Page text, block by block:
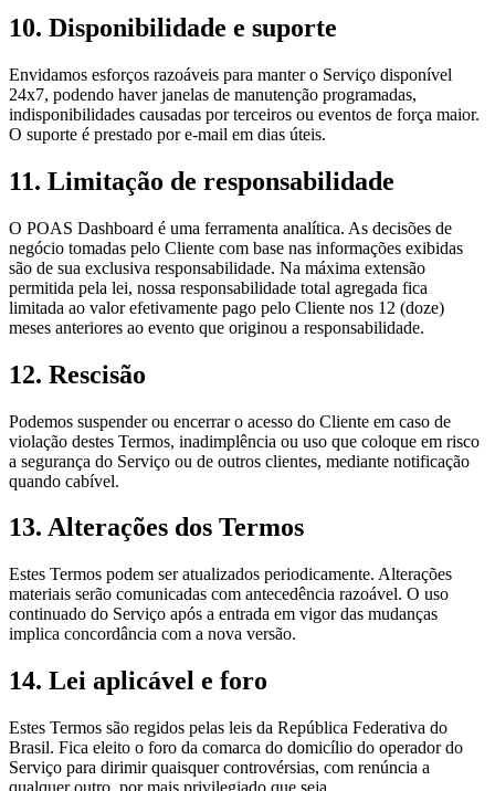
10. Disponibilidade e suporte
Envidamos esforços razoáveis para manter o Serviço disponível
24x7, podendo haver janelas de manutenção programadas,
indisponibilidades causadas por terceiros ou eventos de força maior.
O suporte é prestado por e-mail em dias úteis.
11. Limitação de responsabilidade
O POAS Dashboard é uma ferramenta analítica. As decisões de
negócio tomadas pelo Cliente com base nas informações exibidas
são de sua exclusiva responsabilidade. Na máxima extensão
permitida pela lei, nossa responsabilidade total agregada fica
limitada ao valor efetivamente pago pelo Cliente nos 12 (doze)
meses anteriores ao evento que originou a responsabilidade.
12. Rescisão
Podemos suspender ou encerrar o acesso do Cliente em caso de
violação destes Termos, inadimplência ou uso que coloque em risco
a segurança do Serviço ou de outros clientes, mediante notificação
quando cabível.
13. Alterações dos Termos
Estes Termos podem ser atualizados periodicamente. Alterações
materiais serão comunicadas com antecedência razoável. O uso
continuado do Serviço após a entrada em vigor das mudanças
implica concordância com a nova versão.
14. Lei aplicável e foro
Estes Termos são regidos pelas leis da República Federativa do
Brasil. Fica eleito o foro da comarca do domicílio do operador do
Serviço para dirimir quaisquer controvérsias, com renúncia a